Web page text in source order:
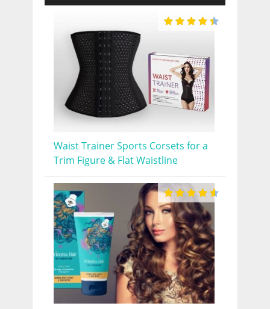
Waist Trainer Sports Corsets for a
Trim Figure & Flat Waistline